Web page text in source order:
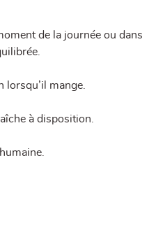
de la journée ou dans
lorsqu’il mange.
à disposition.